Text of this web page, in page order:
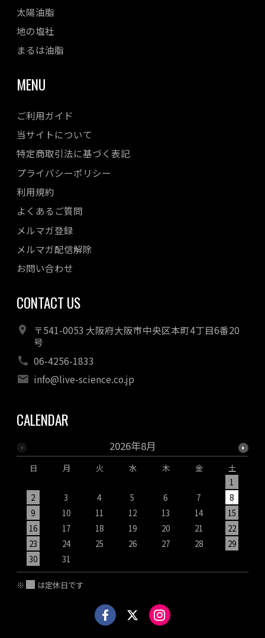
太陽油脂
地の塩社
まるは油脂
MENU
ご利用ガイド
当サイトについて
特定商取引法に基づく表記
プライバシーポリシー
利用規約
よくあるご質問
メルマガ登録
メルマガ配信解除
お問い合わせ
CONTACT US
〒541-0053 大阪府大阪市中央区本町4丁目6番20
号
06-4256-1833
info@live-science.co.jp
CALENDAR
2026年8月
日 月 火 水 木 金
土
1
2
3 4 5 6 7
8
9
10 11 12 13 14
15
16
17 18 19 20 21
22
23
24 25 26 27 28
29
30
31
※ は定休日です